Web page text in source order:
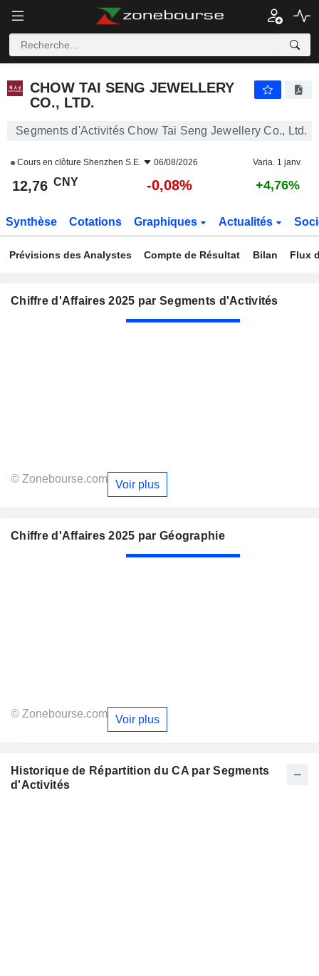
CHOW TAI SENG JEWELLERY
CO., LTD.
Segments d'Activités Chow Tai Seng Jewellery Co., Ltd.
Cours en clôture Shenzhen S.E. 06/08/2026 Varia. 1 janv.
12,76 CNY -0,08% +4,76%
Synthèse Cotations Graphiques Actualités
Prévisions des Analystes Compte de Résultat Bilan Flux
Chiffre d'Affaires 2025 par Segments d'Activités
© Zonebourse.com Voir plus
Chiffre d'Affaires 2025 par Géographie
© Zonebourse.com Voir plus
Historique de Répartition du CA par Segments
d'Activités